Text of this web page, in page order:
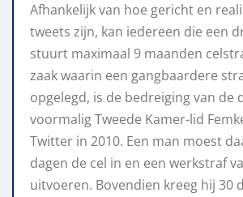
Afhankelijk van hoe gericht en
tweets zijn, kan iedereen die een
stuurt maximaal 9 maanden
zaak waarin een gangbaardere
opgelegd, is de bedreiging van de
voormalig Tweede Kamer-lid
Twitter in 2010. Een man moest
dagen de cel in en een werkstraf
uitvoeren. Bovendien kreeg hij 30